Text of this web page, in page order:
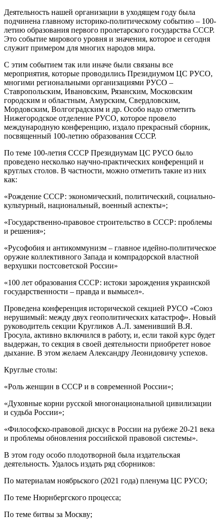
Деятельность нашей организации в уходящем году была
подчинена главному историко-политическому событию – 100-
летию образования первого пролетарского государства СССР.
Это событие мирового уровня и значения, которое и сегодня
служит примером для многих народов мира.
С этим событием так или иначе были связаны все
мероприятия, которые проводились Президиумом ЦС РУСО,
многими региональными организациями РУСО –
Ставропольским, Ивановским, Рязанским, Московским
городским и областным, Амурским, Свердловским,
Мордовским, Волгоградским и др. Особо надо отметить
Нижегородское отделение РУСО, которое провело
международную конференцию, издало прекрасный сборник,
посвященный 100-летию образования СССР.
По теме 100-летия СССР Президиумам ЦС РУСО было
проведено несколько научно-практических конференций и
круглых столов. В частности, можно отметить такие из них
как:
«Рождение СССР: экономический, политический, социально-
культурный, национальный, военный аспекты»;
«Государственно-правовое строительство в СССР: проблемы
и решения»;
«Русофобия и антикоммунизм – главное идейно-политическое
оружие коллективного Запада и компрадорской властной
верхушки постсоветской России»
«100 лет образования СССР: истоки зарождения украинской
государственности – правда и вымысел».
Проведена конференция исторической секцией РУСО «Союз
нерушимый: между двух геополитических катастроф». Новый
руководитель секции Кругликов А.Л. заменивший В.Я.
Гросула, активно включился в работу, и, если такой курс будет
выдержан, то секция в своей деятельности приобретет новое
дыхание. В этом желаем Александру Леонидовичу успехов.
Круглые столы:
«Роль женщин в СССР и в современной России»;
«Духовные корни русской многонациональной цивилизации
и судьба России»;
«Философско-правовой дискус в России на рубеже 20-21 века
и проблемы обновления российской правовой системы».
В этом году особо плодотворной была издательская
деятельность. Удалось издать ряд сборников:
По материалам ноябрьского (2021 года) пленума ЦС РУСО;
По теме Нюрнбергского процесса;
По теме битвы за Москву;